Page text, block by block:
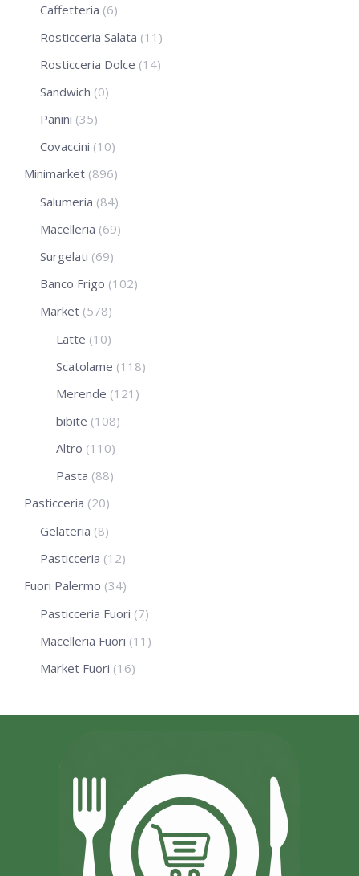
Caffetteria (6)
Rosticceria Salata (11)
Rosticceria Dolce (14)
Sandwich (0)
Panini (35)
Covaccini (10)
Minimarket (896)
Salumeria (84)
Macelleria (69)
Surgelati (69)
Banco Frigo (102)
Market (578)
Latte (10)
Scatolame (118)
Merende (121)
bibite (108)
Altro (110)
Pasta (88)
Pasticceria (20)
Gelateria (8)
Pasticceria (12)
Fuori Palermo (34)
Pasticceria Fuori (7)
Macelleria Fuori (11)
Market Fuori (16)